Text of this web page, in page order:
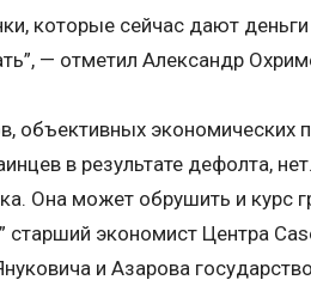
которые сейчас дают
— отметил Александр
объективных экономических
в результате дефолта,
Она может обрушить и курс
старший экономист Центра
и Азарова